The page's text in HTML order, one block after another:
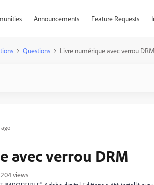
Announcements Feature Requests
Questions Livre numérique avec verrou DRM
ago
avec verrou DRM
204 views